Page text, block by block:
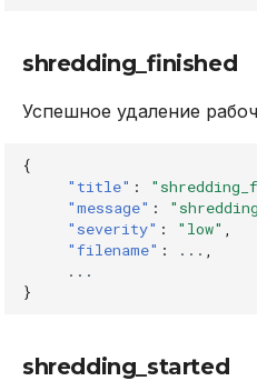
shredding_finished
Успешное удаление
{
"title" :
"message" :
"severity" : "low"
"filename" : ...
...
}
shredding_started